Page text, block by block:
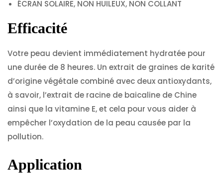
ÉCRAN SOLAIRE, NON HUILEUX, NON COLLANT
Efficacité
Votre peau devient immédiatement hydratée pour
une durée de 8 heures. Un extrait de graines de karité
d’origine végétale combiné avec deux antioxydants,
à savoir, l’extrait de racine de baicaline de Chine
ainsi que la vitamine E, et cela pour vous aider à
empêcher l’oxydation de la peau causée par la
pollution.
Application